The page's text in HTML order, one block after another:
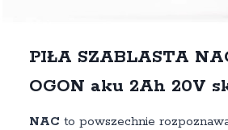
PIŁA SZABLASTA
OGON aku 2Ah 20V
NAC to powszechnie